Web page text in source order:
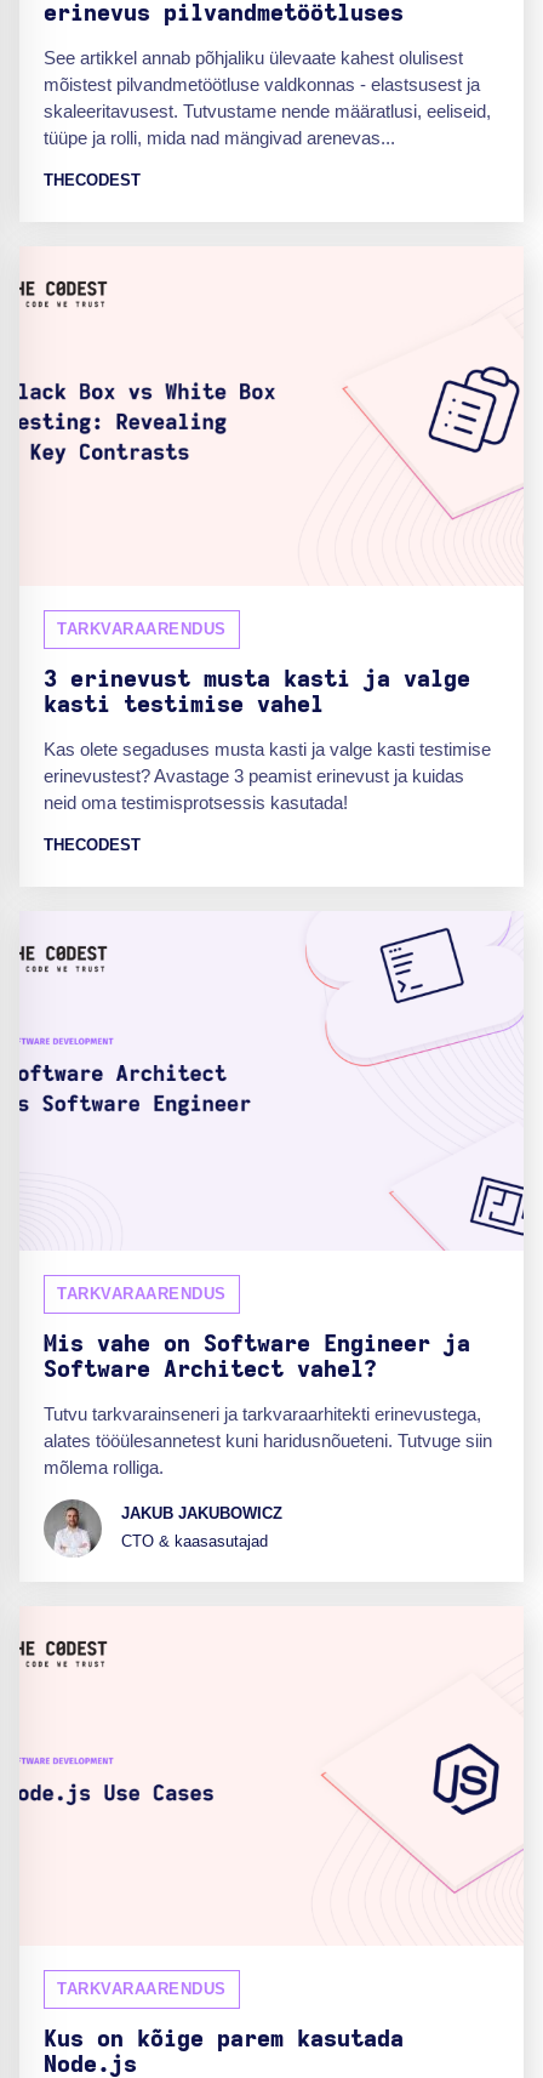
erinevus pilvandmetöötluses
See artikkel annab põhjaliku ülevaate kahest olulisest
mõistest pilvandmetöötluse valdkonnas - elastsusest ja
skaleeritavusest. Tutvustame nende määratlusi, eeliseid,
tüüpe ja rolli, mida nad mängivad arenevas...
THECODEST
TARKVARAARENDUS
3 erinevust musta kasti ja valge
kasti testimise vahel
Kas olete segaduses musta kasti ja valge kasti testimise
erinevustest? Avastage 3 peamist erinevust ja kuidas
neid oma testimisprotsessis kasutada!
THECODEST
TARKVARAARENDUS
Mis vahe on Software Engineer ja
Software Architect vahel?
Tutvu tarkvarainseneri ja tarkvaraarhitekti erinevustega,
alates tööülesannetest kuni haridusnõueteni. Tutvuge siin
mõlema rolliga.
JAKUB JAKUBOWICZ
CTO & kaasasutajad
TARKVARAARENDUS
Kus on kõige parem kasutada
Node.js